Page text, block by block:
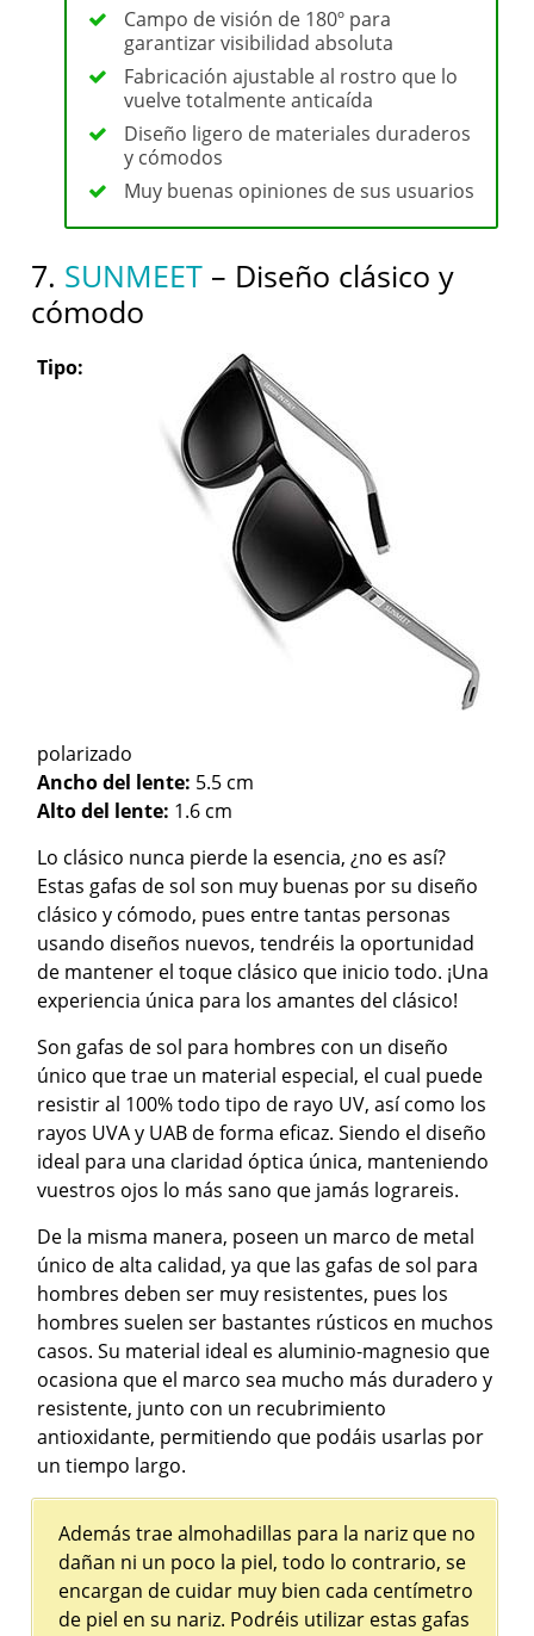
Campo de visión de 180º para
garantizar visibilidad absoluta
Fabricación ajustable al rostro que lo
vuelve totalmente anticaída
Diseño ligero de materiales duraderos
y cómodos
Muy buenas opiniones de sus usuarios
7. SUNMEET – Diseño clásico y
cómodo
Tipo:
polarizado
Ancho del lente: 5.5 cm
Alto del lente: 1.6 cm
Lo clásico nunca pierde la esencia, ¿no es así?
Estas gafas de sol son muy buenas por su diseño
clásico y cómodo, pues entre tantas personas
usando diseños nuevos, tendréis la oportunidad
de mantener el toque clásico que inicio todo. ¡Una
experiencia única para los amantes del clásico!
Son gafas de sol para hombres con un diseño
único que trae un material especial, el cual puede
resistir al 100% todo tipo de rayo UV, así como los
rayos UVA y UAB de forma eficaz. Siendo el diseño
ideal para una claridad óptica única, manteniendo
vuestros ojos lo más sano que jamás lograreis.
De la misma manera, poseen un marco de metal
único de alta calidad, ya que las gafas de sol para
hombres deben ser muy resistentes, pues los
hombres suelen ser bastantes rústicos en muchos
casos. Su material ideal es aluminio-magnesio que
ocasiona que el marco sea mucho más duradero y
resistente, junto con un recubrimiento
antioxidante, permitiendo que podáis usarlas por
un tiempo largo.
Además trae almohadillas para la nariz que no
dañan ni un poco la piel, todo lo contrario, se
encargan de cuidar muy bien cada centímetro
de piel en su nariz. Podréis utilizar estas gafas